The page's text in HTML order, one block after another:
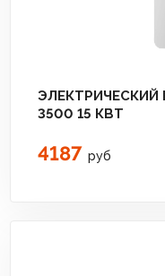
ЭЛЕКТРИЧЕСКИЙ
3500 15 КВТ
4187 руб